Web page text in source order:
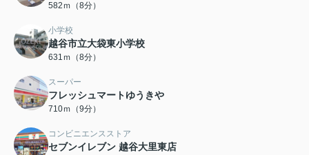
582ｍ（8分）
小学校
越谷市立大袋東小学校
631ｍ（8分）
スーパー
フレッシュマートゆうきや
710ｍ（9分）
コンビニエンスストア
セブンイレブン 越谷大里東店